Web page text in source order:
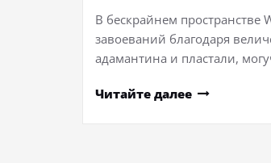
В бескрайнем пространстве
завоеваний благодаря
адамантина и пластали,
Читайте далее